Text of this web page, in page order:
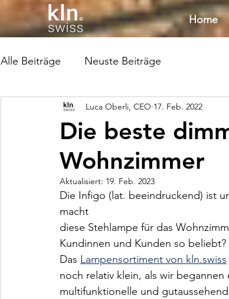
Home
Alle Beiträge Neuste Beiträge
Die beste
Wohnzimmer
Luca Oberli, CEO 17. Feb. 2022
Aktualisiert: 19. Feb. 2023
Die Infigo (lat. beeindruckend) ist
macht
diese Stehlampe für das
Kundinnen und Kunden so beliebt?
Das Lampensortiment von kln.swiss
noch relativ klein, als wir begannen
multifunktionelle und